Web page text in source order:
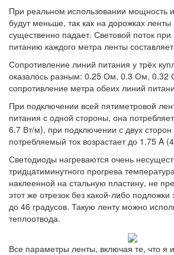
При реальном использовании мощность
будут меньше, так как на дорожках
существенно падает. Световой поток
питанию каждого метра ленты
Сопротивление линий питания у трёх
оказалось разным: 0.25 Ом, 0.3 Ом, 0.32
сопротивление метра обеих линий
При подключении всей пятиметровой
питания с одной стороны, она
6.7 Вт/м), при подключении с двух
потребляемый ток возрастает до 1.75 A
Светодиоды нагреваются очень
тридцатиминутного прогрева
наклеенной на стальную пластину, не
этот же отрезок без какой-либо подложки
до 46 градусов. Такую ленту можно
теплоотвода.
Все параметры ленты, включая те, что я